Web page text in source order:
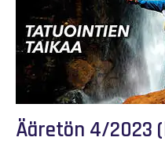
Ääretön 4/2023